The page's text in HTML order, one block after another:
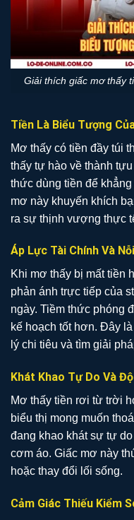
Giải thích giấc mơ thấy
Tiền Là Biểu Tượng
Mơ thấy có tiền đầy túi
thấy tự hào về thành
thức dùng tiền để
mơ này khuyến khích
ra sự thịnh vượng thực
Áp Lực Tài Chính Và
Khi mơ thấy bị mất tiền
phản ánh trực tiếp của
ngày. Tiềm thức phóng
kế hoạch tốt hơn. Đây
lý chi tiêu và tìm giải
Khát Khao Tự Do Và
Mơ thấy tiền rơi từ trời
biểu thị mong muốn
đang khao khát sự tự
cơm áo. Giấc mơ này
hoặc thay đổi lối sống.
Cảm Giác Thiếu Kiểm